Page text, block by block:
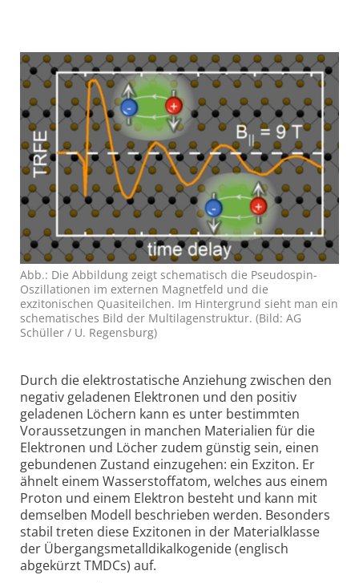
Abb.: Die Abbildung zeigt schematisch die Pseudospin-
Oszillationen im externen Magnet­feld und die
exzitonischen Quasi­teilchen. Im Hintergrund sieht man ein
schematisches Bild der Multilagen­struktur. (Bild: AG
Schüller / U. Regensburg)
Durch die elektrostatische Anziehung zwischen den
negativ geladenen Elektronen und den positiv
geladenen Löchern kann es unter bestimmten
Voraus­setzungen in manchen Materialien für die
Elektronen und Löcher zudem günstig sein, einen
gebundenen Zustand einzugehen: ein Exziton. Er
ähnelt einem Wasserstoffatom, welches aus einem
Proton und einem Elektron besteht und kann mit
demselben Modell beschrieben werden. Besonders
stabil treten diese Exzitonen in der Material­klasse
der Übergangs­metall­dikalkogenide (englisch
abgekürzt TMDCs) auf.